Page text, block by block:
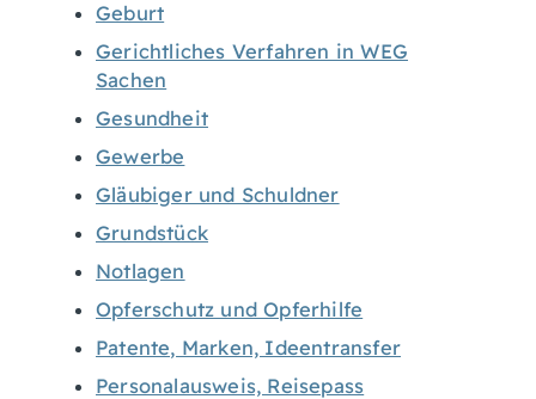
Geburt
Gerichtliches Verfahren in WEG
Sachen
Gesundheit
Gewerbe
Gläubiger und Schuldner
Grundstück
Notlagen
Opferschutz und Opferhilfe
Patente, Marken, Ideentransfer
Personalausweis, Reisepass